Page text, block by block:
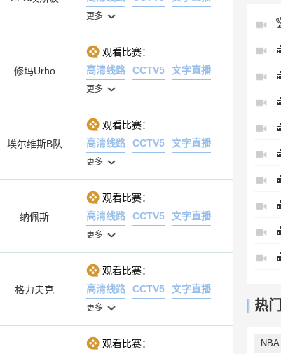
更多
修玛Urho
观看比赛：
高清线路
CCTV5 文字直播
更多
埃尔维斯B队
观看比赛：
高清线路
CCTV5 文字直播
更多
纳佩斯
观看比赛：
高清线路
CCTV5 文字直播
更多
格力夫克
观看比赛：
高清线路
CCTV5 文字直播
更多
观看比赛：
热
NBA